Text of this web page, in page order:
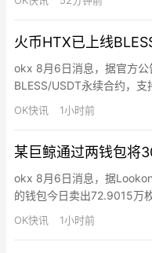
持率为 56%，Dplus KIA
火币HTX已上线
okx 8月6日消息，据官方
BLESS/USDT永续合约，
起至8月11日15:00（
用户完成报名、参与活动币
OK快讯 1小时前
某巨鲸通过两钱包将
okx 8月6日消息，据
的钱包今日卖出72.9015万
ETH（300万美元）。
OK快讯 1小时前